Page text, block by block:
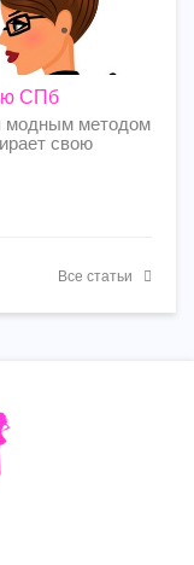
СПб
модным методом
свою
Все статьи